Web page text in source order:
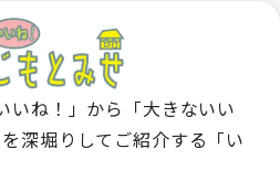
いね！」から「大きないい
深堀りしてご紹介する「い